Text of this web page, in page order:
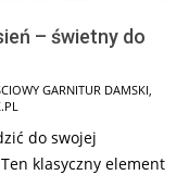
– świetny do
GARNITUR DAMSKI,
do swojej
klasyczny element